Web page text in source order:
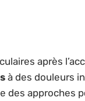
après
à des douleurs
des approches